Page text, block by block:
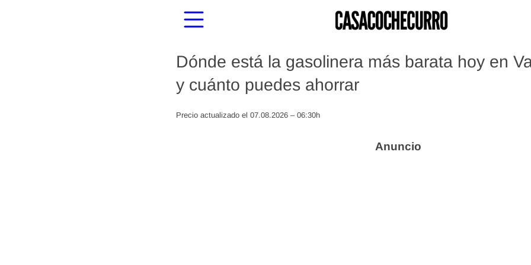
Dónde está la gasolinera más barata hoy en
y cuánto puedes ahorrar
Precio actualizado el 07.08.2026 – 06:30h